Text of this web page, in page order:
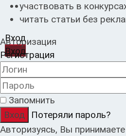
МЕСТА
Вход
Вход
участвовать в
читать статьи без
Авторизация
Регистрация
Запомнить
Потеряли пароль?
Авторизуясь, Вы принимаете